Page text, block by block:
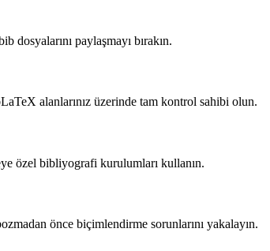
paylaşmayı bırakın.
alanlarınız üzerinde tam kontrol sahibi olun.
özel bibliyografi kurulumları kullanın.
önce biçimlendirme sorunlarını yakalayın.